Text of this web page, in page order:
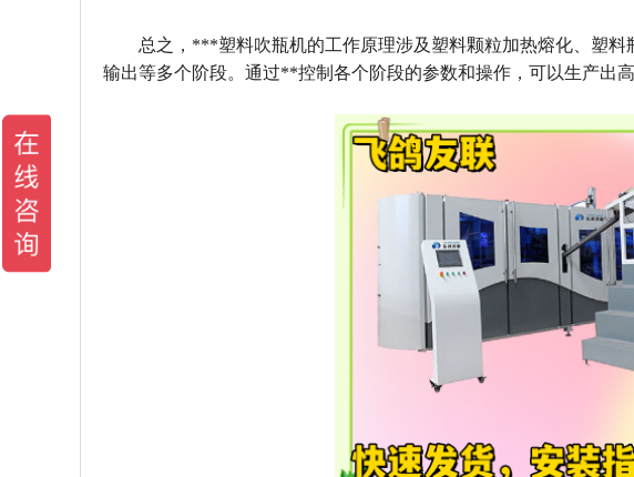
总之，***塑料吹瓶机的工作原理涉及塑料颗粒加热熔化、塑
输出等多个阶段。通过**控制各个阶段的参数和操作，可以生产出